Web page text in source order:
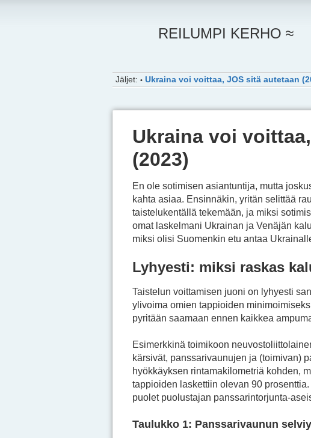
REILUMPI KERHO ≈
Jäljet: • Ukraina voi voittaa, JOS sitä autetaan
Ukraina voi
(2023)
En ole sotimisen asiantuntija, mutta
kahta asiaa. Ensinnäkin, yritän selittää
taistelukentällä tekemään, ja miksi
omat laskelmani Ukrainan ja Venäjän
miksi olisi Suomenkin etu antaa
Lyhyesti: miksi raskas
Taistelun voittamisen juoni on lyhyesti
ylivoima omien tappioiden
pyritään saamaan ennen kaikkea
Esimerkkinä toimikoon
kärsivät, panssarivaunujen ja (toimivan)
hyökkäyksen rintamakilometriä kohden,
tappioiden laskettiin olevan 90
puolet puolustajan panssarintorjunta-
Taulukko 1: Panssarivaunun